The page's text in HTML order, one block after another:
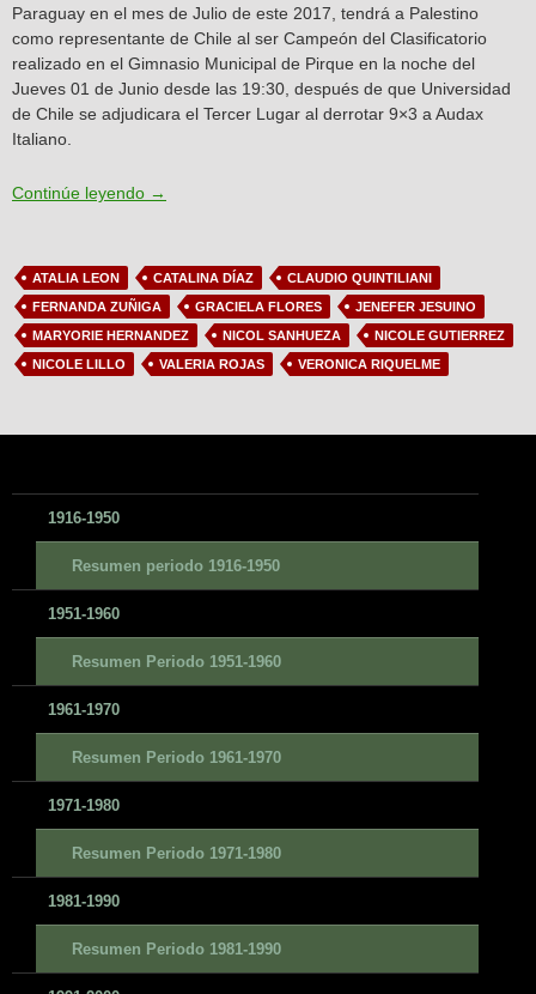
Paraguay en el mes de Julio de este 2017, tendrá a Palestino
como representante de Chile al ser Campeón del Clasificatorio
realizado en el Gimnasio Municipal de Pirque en la noche del
Jueves 01 de Junio desde las 19:30, después de que Universidad
de Chile se adjudicara el Tercer Lugar al derrotar 9×3 a Audax
Italiano.
Continúe leyendo Futsal: Palestino a la Libertadores Femenina
→
ATALIA LEON CATALINA DÍAZ
CLAUDIO QUINTILIANI
FERNANDA ZUÑIGA
GRACIELA FLORES
JENEFER JESUINO
MARYORIE HERNANDEZ
NICOL SANHUEZA
NICOLE GUTIERREZ
NICOLE LILLO
VALERIA ROJAS VERONICA RIQUELME
1916-1950
Resumen periodo 1916-1950
1951-1960
Resumen Periodo 1951-1960
1961-1970
Resumen Periodo 1961-1970
1971-1980
Resumen Periodo 1971-1980
1981-1990
Resumen Periodo 1981-1990